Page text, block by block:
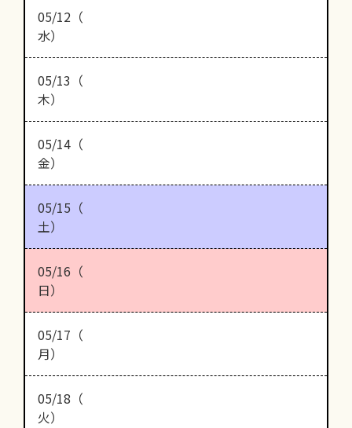
05/12（
水）
05/13（
木）
05/14（
金）
05/15（
土）
05/16（
日）
05/17（
月）
05/18（
火）